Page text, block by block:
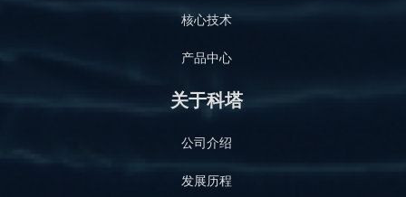
核心技术
产品中心
关于科塔
公司介绍
发展历程